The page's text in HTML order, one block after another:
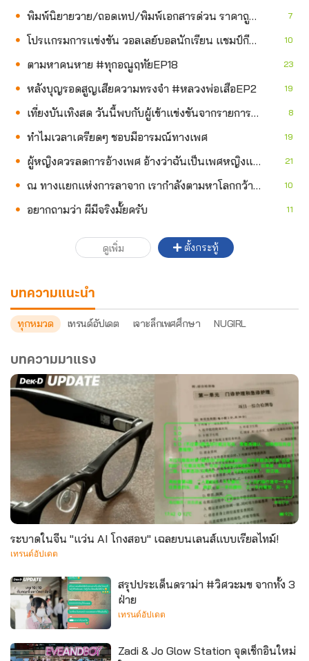
พิมพ์นิยายวาย/ถอดเทป/พิมพ์เอกสารด่วน ราคาถูก (แฟนคลับTeeTeePipPorหาค่าขนมค่ะ) 7
โปรแกรมการแข่งขัน วอลเลย์บอลนักเรียน แชมป์กีฬา 7HD 2026 5 ส.ค. 10
ตามหาคนหาย #ทุกอณูฤทัยEP18 23
หลังบุญรอดสูญเสียความทรงจำ #หลวงพ่อเสือEP2 19
เที่ยงบันเทิงสด วันนี้พบกับผู้เข้าแข่งขันจากรายการบัลลังก์หมอลำ 8
ทำไมเวลาเครียดๆ ชอบมีอารมณ์ทางเพศ 19
ผู้หญิงควรลดการอ้างเพศ อ้างว่าฉันเป็นเพศหญิงและควรใช้สมองมากกว่าเครื่องในเพศ 21
ณ ทางแยกแห่งการลาจาก เรากำลังตามหาโลกกว้าง หรือกำลังตามหาตัวตนกันแน่? 10
อยากถามว่า ผีมีจริงมั้ยครับ 11
ดูเพิ่ม ตั้งกระทู้
บทความแนะนำ
ทุกหมวด เทรนด์อัปเดต เจาะลึกเพศศึกษา NUGIRL
บทความมาแรง
ระบาดในจีน "แว่น AI โกงสอบ" เฉลยบนเลนส์แบบเรียลไทม์!
เทรนด์อัปเดต
สรุปประเด็นดราม่า #วิศวะมข จากทั้ง 3
ฝ่าย
เทรนด์อัปเดต
Zadi & Jo Glow Station จุดเช็กอินใหม่